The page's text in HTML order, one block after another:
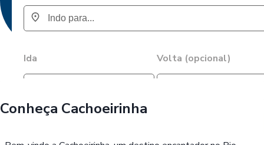
Ida Volta (opcional)
Conheça Cachoeirinha